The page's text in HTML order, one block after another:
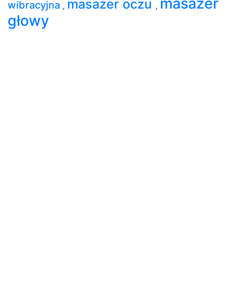
wibracyjna , masażer oczu ,
głowy